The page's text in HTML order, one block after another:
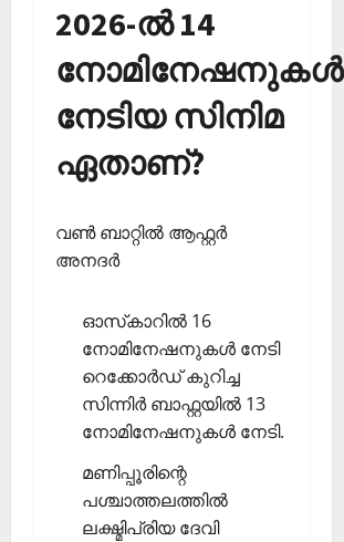
2026-ല്‍ 14
നോമിനേഷനുകള്‍
നേടിയ സിനിമ
ഏതാണ്?
വണ്‍ ബാറ്റില്‍ ആഫ്റ്റര്‍
അനദര്‍
ഓസ്‌കാറില്‍ 16
നോമിനേഷനുകള്‍ നേടി
റെക്കോര്‍ഡ് കുറിച്ച
സിന്നിര്‍ ബാഫ്റ്റയില്‍ 13
നോമിനേഷനുകള്‍ നേടി.
മണിപ്പൂരിന്റെ
പശ്ചാത്തലത്തില്‍
ലക്ഷ്മിപ്രിയ ദേവി